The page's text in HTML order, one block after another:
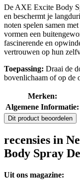
De AXE Excite Body
en beschermt je
noten spelen samen
vormen een
fascinerende en
vertrouwen op hun
Toepassing: Draai de
bovenlichaam of op de
Merken:
Algemene Informatie:
Dit product beoordelen
recensies in
Body Spray
Uit ons magazine: